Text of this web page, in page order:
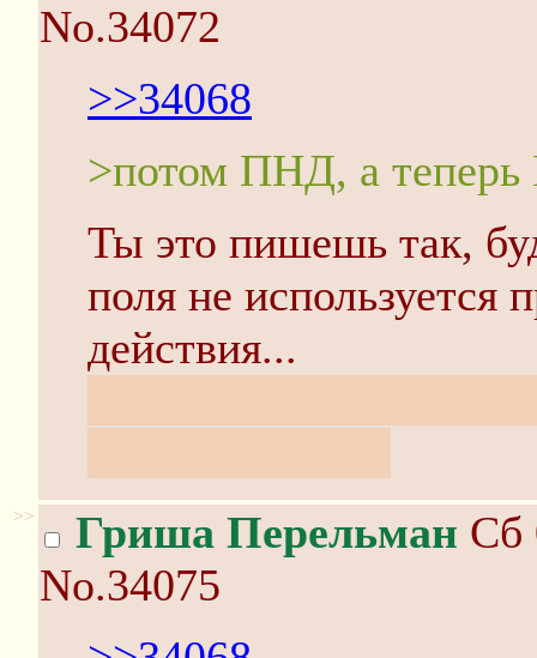
No.34072
>>34068
>потом ПНД, а
Ты это пишешь так,
поля не используется
действия...
>> Гриша Перельман Сб
No.34075